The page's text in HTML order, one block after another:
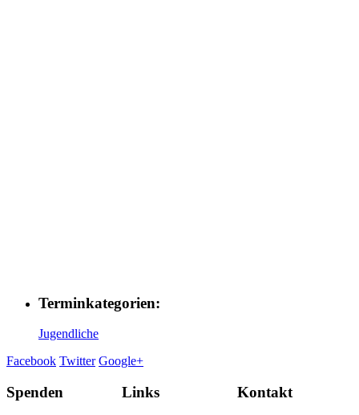
Terminkategorien:
Jugendliche
Facebook Twitter Google+
Spenden Links Kontakt